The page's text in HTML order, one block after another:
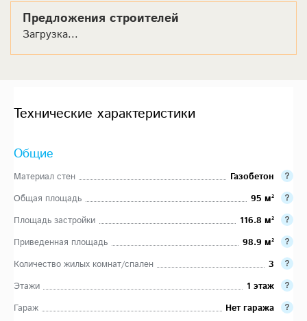
Предложения строителей
Загрузка...
Технические характеристики
Общие
Материал стен
Газобетон
Общая площадь
95 м²
Площадь застройки
116.8 м²
Приведенная площадь
98.9 м²
Количество жилых комнат/спален
3
Этажи
1 этаж
Гараж
Нет гаража